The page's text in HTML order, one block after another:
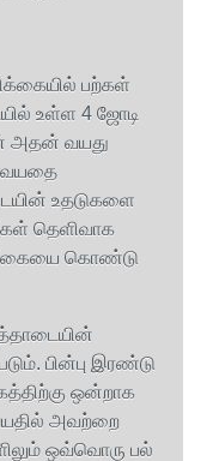
பற்கள்
உள்ள 4 ஜோடி
அதன் வயது
வயதை
உதடுகளை
தெளிவாக
கொண்டு
பின்பு இரண்டு
ஒன்றாக
அவற்றை
ஒவ்வொரு பல்